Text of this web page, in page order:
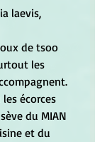
les
écorces
du MIAN
et du